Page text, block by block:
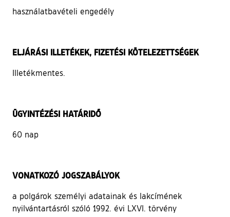
használatbavételi engedély
ELJÁRÁSI ILLETÉKEK, FIZETÉSI KÖTELEZETTSÉGEK
Illetékmentes.
ÜGYINTÉZÉSI HATÁRIDŐ
60 nap
VONATKOZÓ JOGSZABÁLYOK
a polgárok személyi adatainak és lakcímének
nyilvántartásról szóló 1992. évi LXVI. törvény